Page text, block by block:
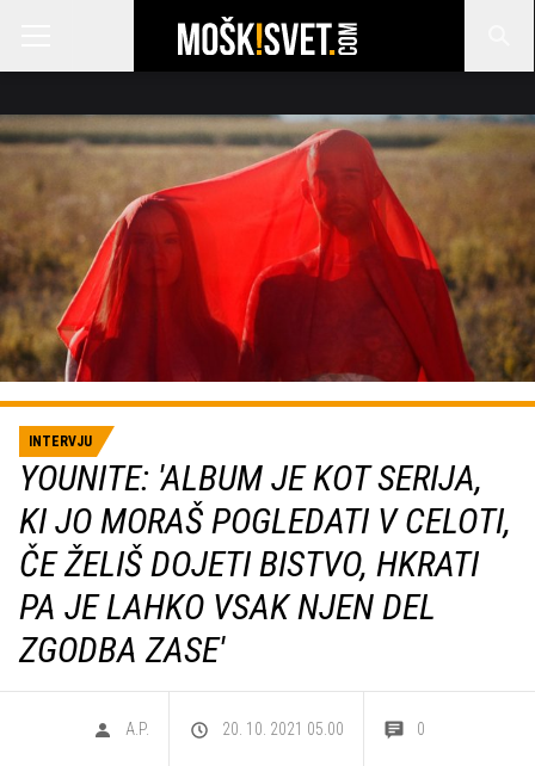
INTERVJU
YOUNITE: 'ALBUM JE KOT SERIJA,
KI JO MORAŠ POGLEDATI V CELOTI,
ČE ŽELIŠ DOJETI BISTVO, HKRATI
PA JE LAHKO VSAK NJEN DEL
ZGODBA ZASE'
A.P. 20. 10. 2021 05.00 0